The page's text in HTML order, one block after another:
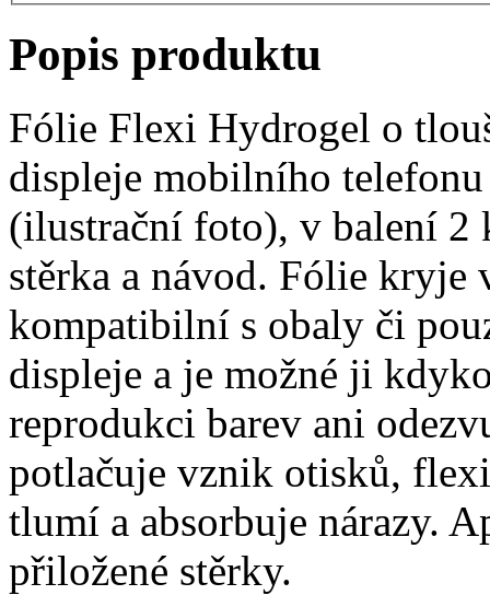
Popis produktu
Fólie Flexi Hydrogel o
displeje mobilního
(ilustrační foto), v balení 2
stěrka a návod. Fólie kryje
kompatibilní s obaly či
displeje a je možné ji
reprodukci barev ani
potlačuje vznik otisků,
tlumí a absorbuje nárazy.
přiložené stěrky.